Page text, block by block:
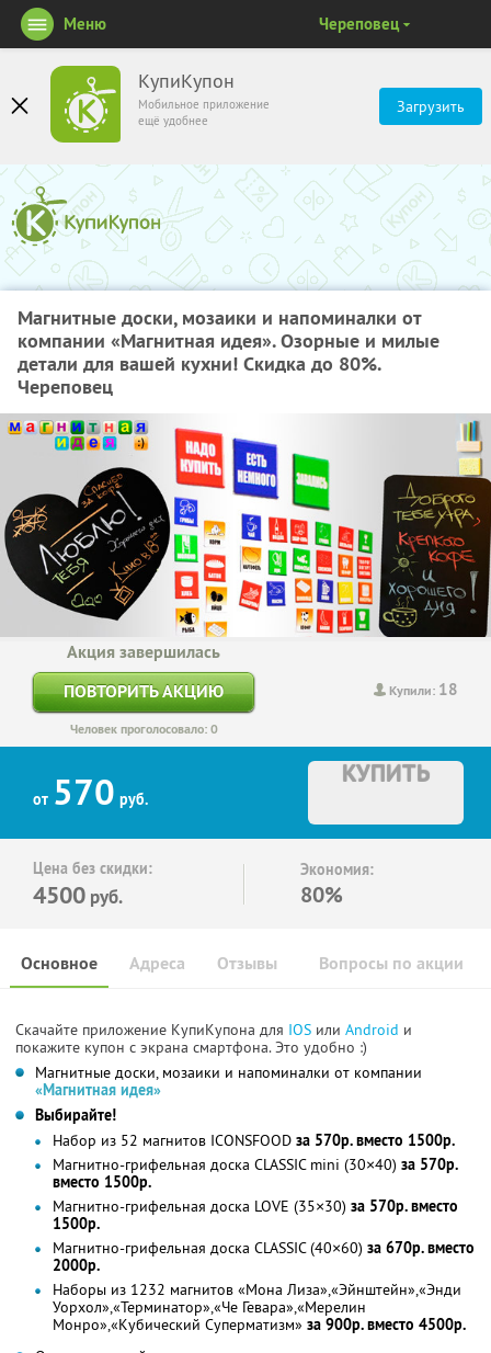
КупиКупон
Мобильное приложение
ещё удобнее
Загрузить
Меню Череповец
Магнитные доски, мозаики и напоминалки от
компании «Магнитная идея». Озорные и милые
детали для вашей кухни! Скидка до 80%.
Череповец
Купили: 18
Акция завершилась
ПОВТОРИТЬ АКЦИЮ
Человек проголосовало: 0
от 570 руб.
КУПИТЬ
Цена без скидки:
4500 руб.
Экономия:
80%
Основное Отзывы Вопросы по акции
Адреса
Скачайте приложение КупиКупона для IOS или Android и
покажите купон с экрана смартфона. Это удобно :)
Магнитные доски, мозаики и напоминалки от компании
«Магнитная идея»
Выбирайте!
Набор из 52 магнитов ICONSFOOD за 570р. вместо 1500р.
Магнитно-грифельная доска CLASSIC mini (30×40) за 570р.
вместо 1500р.
Магнитно-грифельная доска LOVE (35×30) за 570р. вместо
1500р.
Магнитно-грифельная доска CLASSIC (40×60) за 670р. вместо
2000р.
Наборы из 1232 магнитов «Мона Лиза»,«Эйнштейн»,«Энди
Уорхол»,«Терминатор»,«Че Гевара»,«Мерелин
Монро»,«Кубический Суперматизм» за 900р. вместо 4500р.